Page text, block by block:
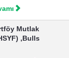
Mutlak
,Bulls